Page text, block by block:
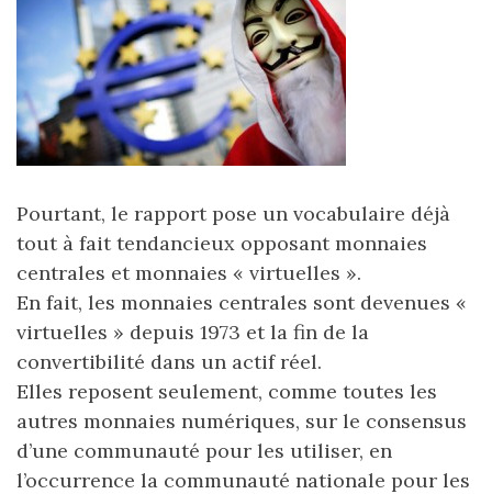
Pourtant, le rapport pose un vocabulaire déjà
tout à fait tendancieux opposant monnaies
centrales et monnaies « virtuelles ».
En fait, les monnaies centrales sont devenues «
virtuelles » depuis 1973 et la fin de la
convertibilité dans un actif réel.
Elles reposent seulement, comme toutes les
autres monnaies numériques, sur le consensus
d’une communauté pour les utiliser, en
l’occurrence la communauté nationale pour les